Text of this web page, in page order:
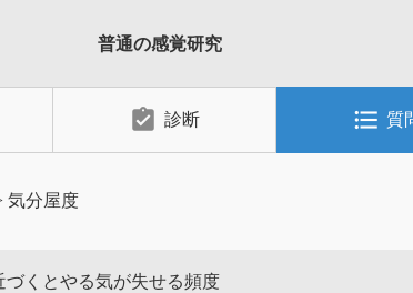
普通の感覚研究
assignment_turned_in 診断 format_list_bulleted 質
気分屋度
づくとやる気が失せる頻度